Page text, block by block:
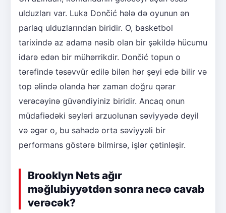
ulduzları var. Luka Dončić hələ də oyunun ən
parlaq ulduzlarından biridir. O, basketbol
tarixində az adama nəsib olan bir şəkildə hücumu
idarə edən bir mühərrikdir. Dončić topun o
tərəfində təsəvvür edilə bilən hər şeyi edə bilir və
top əlində olanda hər zaman doğru qərar
verəcəyinə güvəndiyiniz biridir. Ancaq onun
müdafiədəki səyləri arzuolunan səviyyədə deyil
və əgər o, bu sahədə orta səviyyəli bir
performans göstərə bilmirsə, işlər çətinləşir.
Brooklyn Nets ağır
məğlubiyyətdən sonra necə cavab
verəcək?